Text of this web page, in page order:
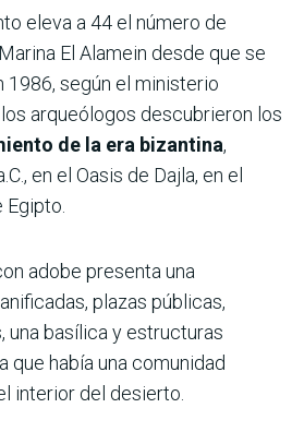
eleva a 44 el número de
El Alamein desde que se
1986, según el ministerio
arqueólogos descubrieron los
de la era bizantina,
en el Oasis de Dajla, en el
adobe presenta una
plazas públicas,
una basílica y estructuras
que había una comunidad
interior del desierto.